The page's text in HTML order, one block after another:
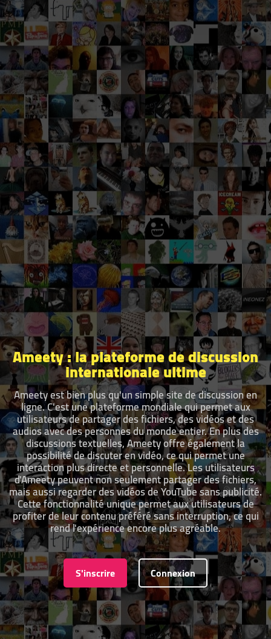
Ameety : la plateforme de discussion
internationale ultime
Ameety est bien plus qu'un simple site de discussion en
ligne. C'est une plateforme mondiale qui permet aux
utilisateurs de partager des fichiers, des vidéos et des
audios avec des personnes du monde entier. En plus des
discussions textuelles, Ameety offre également la
possibilité de discuter en vidéo, ce qui permet une
interaction plus directe et personnelle. Les utilisateurs
d'Ameety peuvent non seulement partager des fichiers,
mais aussi regarder des vidéos de YouTube sans publicité.
Cette fonctionnalité unique permet aux utilisateurs de
profiter de leur contenu préféré sans interruption, ce qui
rend l'expérience encore plus agréable.
S'inscrire Connexion